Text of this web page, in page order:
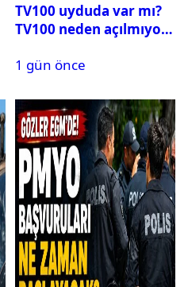
TV100 uyduda var mı?
TV100 neden açılmıyor?
1 gün önce